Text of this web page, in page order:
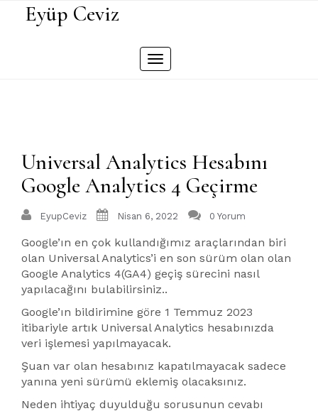
Eyüp Ceviz
Toggle
Universal Analytics Hesabını
Google Analytics 4 Geçirme
EyupCeviz Nisan 6, 2022 0 Yorum
Google’ın en çok kullandığımız araçlarından biri
olan Universal Analytics’i en son sürüm olan olan
Google Analytics 4(GA4) geçiş sürecini nasıl
yapılacağını bulabilirsiniz..
Google’ın bildirimine göre 1 Temmuz 2023
itibariyle artık Universal Analytics hesabınızda
veri işlemesi yapılmayacak.
Şuan var olan hesabınız kapatılmayacak sadece
yanına yeni sürümü eklemiş olacaksınız.
Neden ihtiyaç duyulduğu sorusunun cevabı